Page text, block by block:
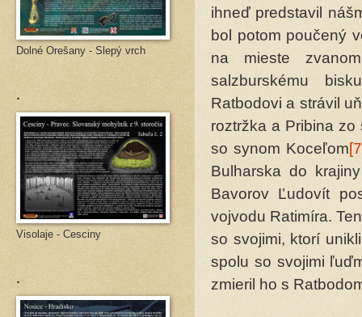
ihneď predstavil
bol potom poučený
na mieste
salzburskému
Ratbodovi a strávil
roztržka a Pribina
so synom Koceľom
Bulharska do
Bavorov Ľudovít
vojvodu Ratimíra.
so svojimi, ktorí
spolu so svo­jimi
zmieril ho s
Dolné Orešany - Slepý vrch
.
Visolaje - Cesciny
.